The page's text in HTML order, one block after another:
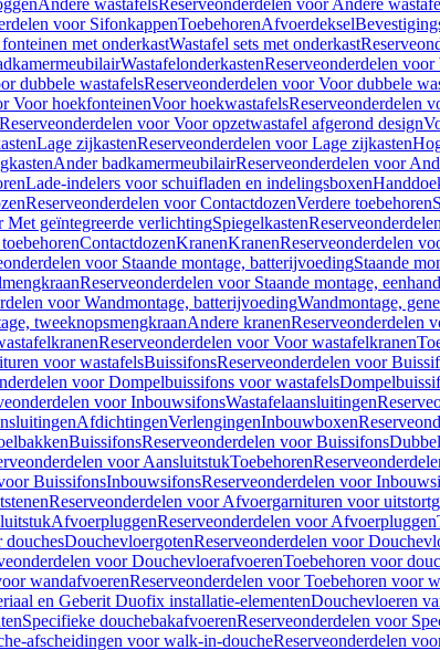
Andere wastafelsReserveonderdelen voor Andere
voor SifonkappenToebehorenAfvoerdeksel
met onderkastWastafel sets met onderkast
WastafelonderkastenReserveonderdelen voor
dubbele wastafelsReserveonderdelen voor Voor dubbele
Voor hoekfonteinenVoor hoekwastafelsReserveonderdelen
Reserveonderdelen voor Voor opzetwastafel afgerond design
Lage zijkastenReserveonderdelen voor Lage zijkasten
Ander badkamermeubilairReserveonderdelen voor
Lade-indelers voor schuifladen en indelingsboxen
Reserveonderdelen voor ContactdozenVerdere toebehoren
Met geïntegreerde verlichtingSpiegelkasten
ContactdozenKranenKranenReserveonderdelen
voor Staande montage, batterijvoedingStaande
Reserveonderdelen voor Staande montage,
voor Wandmontage, batterijvoedingWandmontage,
tweeknopsmengkraanAndere kranenReserveonderdelen
Reserveonderdelen voor Voor wastafelkranen
voor wastafelsBuissifonsReserveonderdelen voor
voor Dompelbuissifons voor wastafels
voor InbouwsifonsWastafelaansluitingen
AfdichtingenVerlengingenInbouwboxen
BuissifonsReserveonderdelen voor Buissifons
voor AansluitstukToebehoren
BuissifonsInbouwsifonsReserveonderdelen voor
Reserveonderdelen voor Afvoergarnituren voor
AfvoerpluggenReserveonderdelen voor Afvoerpluggen
douchesDouchevloergotenReserveonderdelen voor
voor DouchevloerafvoerenToebehoren voor
wandafvoerenReserveonderdelen voor Toebehoren voor
en Geberit Duofix installatie-elementenDouchevloeren
Specifieke douchebakafvoerenReserveonderdelen voor
afscheidingen voor walk-in-doucheReserveonderdelen